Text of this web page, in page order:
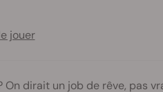
jouer
dirait un job de rêve, pas